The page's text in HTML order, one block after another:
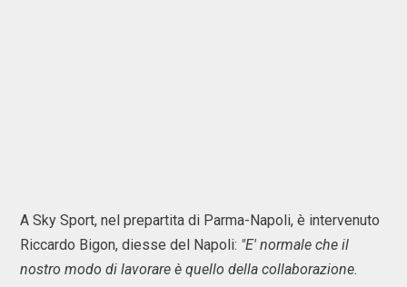
A Sky Sport, nel prepartita di Parma-Napoli, è intervenuto
Riccardo Bigon, diesse del Napoli: "E' normale che il
nostro modo di lavorare è quello della collaborazione.